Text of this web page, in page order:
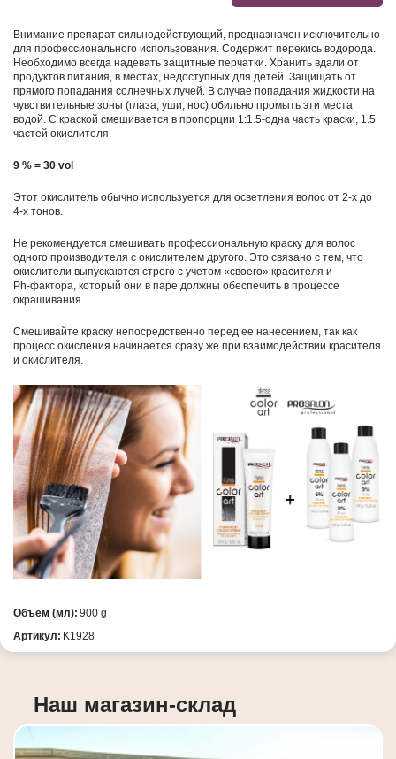
Внимание препарат сильнодействующий, предназначен исключительно
для профессионального использования. Содержит перекись водорода.
Необходимо всегда надевать защитные перчатки. Хранить вдали от
продуктов питания, в местах, недоступных для детей. Защищать от
прямого попадания солнечных лучей. В случае попадания жидкости на
чувствительные зоны (глаза, уши, нос) обильно промыть эти места
водой. С краской смешивается в пропорции 1:1.5-одна часть краски, 1.5
частей окислителя.
9 % = 30 vol
Этот окислитель обычно используется для осветления волос от 2-х до
4-х тонов.
Не рекомендуется смешивать профессиональную краску для волос
одного производителя с окислителем другого. Это связано с тем, что
окислители выпускаются строго с учетом «своего» красителя и
Ph‑фактора, который они в паре должны обеспечить в процессе
окрашивания.
Смешивайте краску непосредственно перед ее нанесением, так как
процесс окисления начинается сразу же при взаимодействии красителя
и окислителя.
Объем (мл): 900 g
Артикул: K1928
Наш магазин-склад